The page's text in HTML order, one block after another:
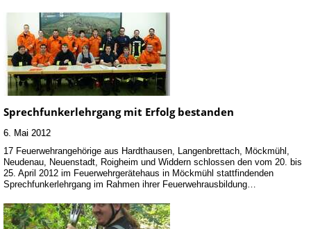
Sprechfunkerlehrgang mit Erfolg bestanden
6. Mai 2012
17 Feuerwehrangehörige aus Hardthausen, Langenbrettach, Möckmühl,
Neudenau, Neuenstadt, Roigheim und Widdern schlossen den vom 20. bis
25. April 2012 im Feuerwehrgerätehaus in Möckmühl stattfindenden
Sprechfunkerlehrgang im Rahmen ihrer Feuerwehrausbildung…